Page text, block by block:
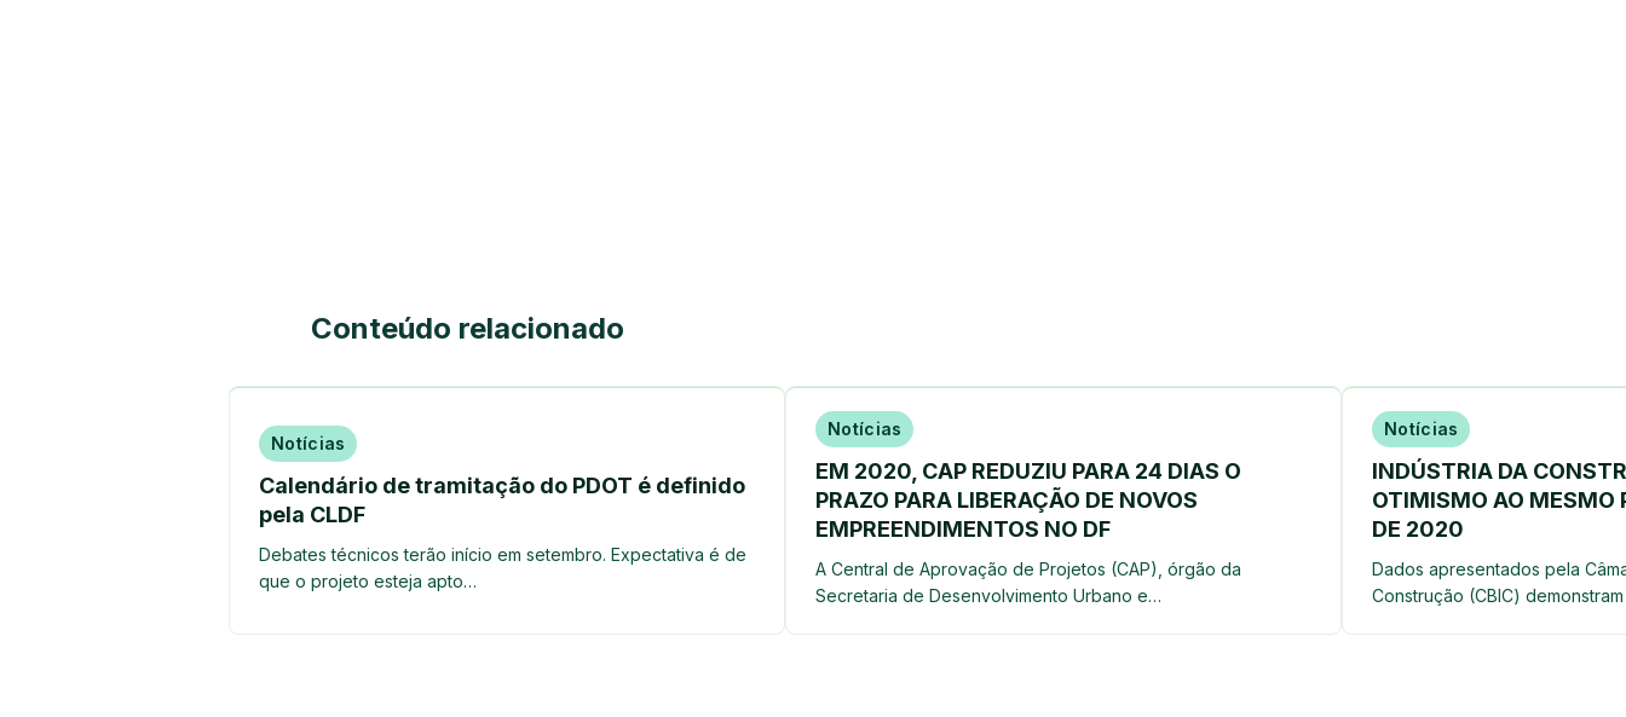
Conteúdo relacionado
Notícias
Calendário de tramitação do PDOT é definido
pela CLDF
Debates técnicos terão início em setembro. Expectativa é de
que o projeto esteja apto…
Notícias
EM 2020, CAP REDUZIU PARA 24 DIAS O
PRAZO PARA LIBERAÇÃO DE NOVOS
EMPREENDIMENTOS NO DF
A Central de Aprovação de Projetos (CAP), órgão da
Secretaria de Desenvolvimento Urbano e…
Notícias
INDÚSTRIA DA
OTIMISMO AO MESMO
DE 2020
Dados apresentados pela
Construção (CBIC)